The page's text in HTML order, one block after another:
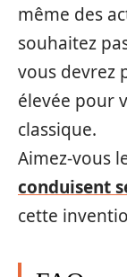
même des
souhaitez
vous devrez
élevée pour
classique.
Aimez-vous
conduisent
cette